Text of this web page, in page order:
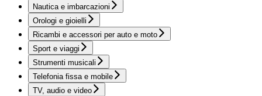
Nautica e imbarcazioni
Orologi e gioielli
Ricambi e accessori per auto e moto
Sport e viaggi
Strumenti musicali
Telefonia fissa e mobile
TV, audio e video